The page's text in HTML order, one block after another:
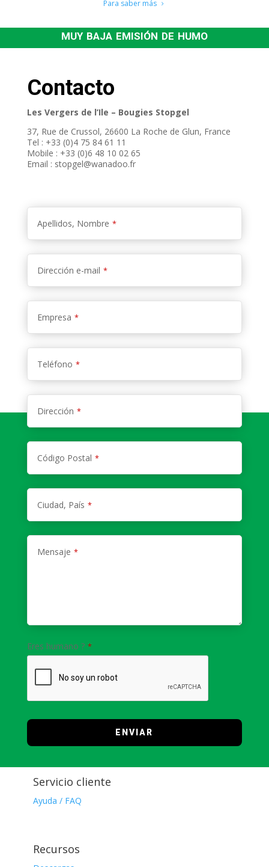
Para saber más
muy baja emisión de humo
Contacto
Les Vergers de l’Ile – Bougies Stopgel
37, Rue de Crussol, 26600 La Roche de Glun, France
Tel : +33 (0)4 75 84 61 11
Mobile : +33 (0)6 48 10 02 65
Email : stopgel@wanadoo.fr
Apellidos, Nombre *
Dirección e-mail *
Empresa *
Teléfono *
Dirección *
Código Postal *
Ciudad, País *
Mensaje *
Eres humano ? *
ENVIAR
h
Servicio cliente
Ayuda / FAQ
Recursos